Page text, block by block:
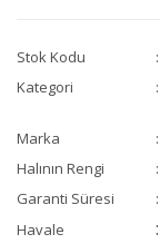
Stok Kodu
Kategori
Marka
Halının Rengi
Garanti Süresi
Havale